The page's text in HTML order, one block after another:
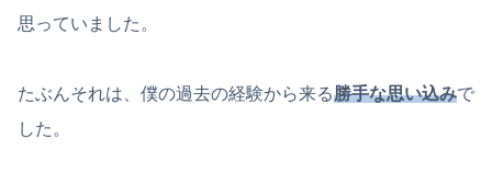
思っていました。
たぶんそれは、僕の過去の経験から来る勝手な思い込みで
した。